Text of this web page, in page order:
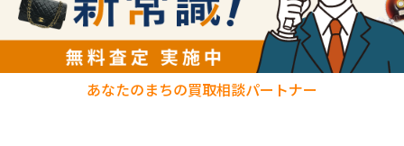
あなたのまちの買取相談パートナー